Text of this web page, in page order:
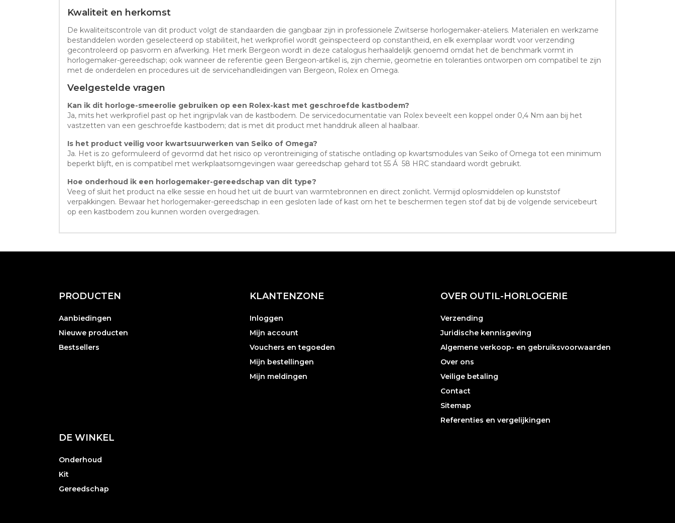
Kwaliteit en herkomst
De kwaliteitscontrole van dit product volgt de standaarden die gangbaar zijn in professionele Zwitserse horlogemaker-ateliers. Materialen en werkzame
bestanddelen worden geselecteerd op stabiliteit, het werkprofiel wordt geïnspecteerd op constantheid, en elk exemplaar wordt voor verzending
gecontroleerd op pasvorm en afwerking. Het merk Bergeon wordt in deze catalogus herhaaldelijk genoemd omdat het de benchmark vormt in
horlogemaker-gereedschap; ook wanneer de referentie geen Bergeon-artikel is, zijn chemie, geometrie en toleranties ontworpen om compatibel te zijn
met de onderdelen en procedures uit de servicehandleidingen van Bergeon, Rolex en Omega.
Veelgestelde vragen
Kan ik dit horloge-smeerolie gebruiken op een Rolex-kast met geschroefde kastbodem?
Ja, mits het werkprofiel past op het ingrijpvlak van de kastbodem. De servicedocumentatie van Rolex beveelt een koppel onder 0,4 Nm aan bij het
vastzetten van een geschroefde kastbodem; dat is met dit product met handdruk alleen al haalbaar.
Is het product veilig voor kwartsuurwerken van Seiko of Omega?
Ja. Het is zo geformuleerd of gevormd dat het risico op verontreiniging of statische ontlading op kwartsmodules van Seiko of Omega tot een minimum
beperkt blijft, en is compatibel met werkplaatsomgevingen waar gereedschap gehard tot 55 Á 58 HRC standaard wordt gebruikt.
Hoe onderhoud ik een horlogemaker-gereedschap van dit type?
Veeg of sluit het product na elke sessie en houd het uit de buurt van warmtebronnen en direct zonlicht. Vermijd oplosmiddelen op kunststof
verpakkingen. Bewaar het horlogemaker-gereedschap in een gesloten lade of kast om het te beschermen tegen stof dat bij de volgende servicebeurt
op een kastbodem zou kunnen worden overgedragen.
PRODUCTEN
Aanbiedingen
Nieuwe producten
Bestsellers
KLANTENZONE
Inloggen
Mijn account
Vouchers en tegoeden
Mijn bestellingen
Mijn meldingen
OVER OUTIL-HORLOGERIE
Verzending
Juridische kennisgeving
Algemene verkoop- en gebruiksvoorwaarden
Over ons
Veilige betaling
Contact
Sitemap
Referenties en vergelijkingen
DE WINKEL
Onderhoud
Kit
Gereedschap